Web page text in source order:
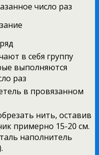
число раз
в себя группу
выполняются
раз
в провязанном
нить, оставив
примерно 15-20 см.
наполнитель